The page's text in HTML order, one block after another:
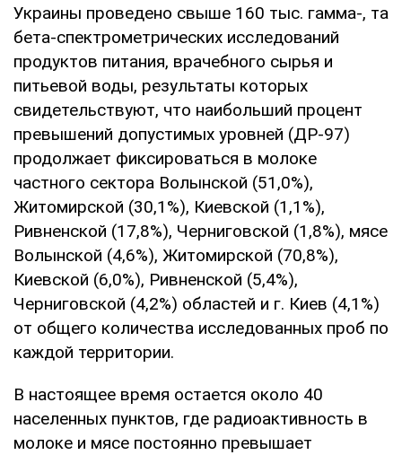
Украины проведено свыше 160 тыс. гамма-, та
бета-спектрометрических исследований
продуктов питания, врачебного сырья и
питьевой воды, результаты которых
свидетельствуют, что наибольший процент
превышений допустимых уровней (ДР-97)
продолжает фиксироваться в молоке
частного сектора Волынской (51,0%),
Житомирской (30,1%), Киевской (1,1%),
Ривненской (17,8%), Черниговской (1,8%), мясе
Волынской (4,6%), Житомирской (70,8%),
Киевской (6,0%), Ривненской (5,4%),
Черниговской (4,2%) областей и г. Киев (4,1%)
от общего количества исследованных проб по
каждой территории.
В настоящее время остается около 40
населенных пунктов, где радиоактивность в
молоке и мясе постоянно превышает